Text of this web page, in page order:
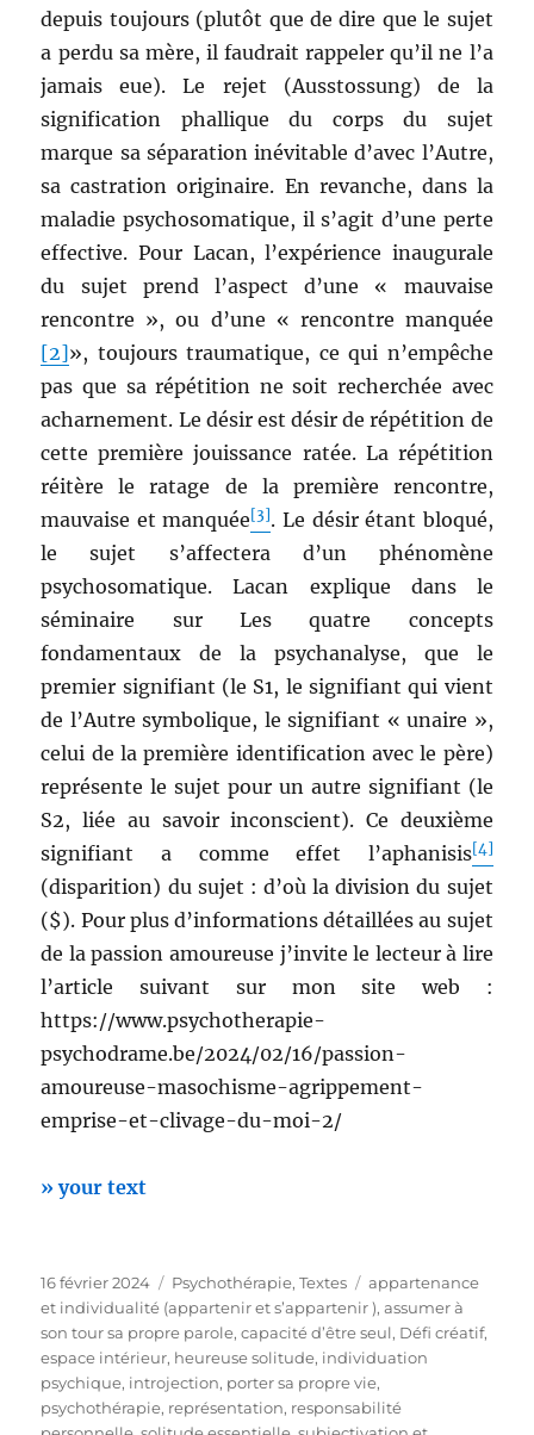
depuis toujours (plutôt que de dire que le sujet
a perdu sa mère, il faudrait rappeler qu’il ne l’a
jamais eue). Le rejet (Ausstossung) de la
signification phallique du corps du sujet
marque sa séparation inévitable d’avec l’Autre,
sa castration originaire. En revanche, dans la
maladie psychosomatique, il s’agit d’une perte
effective. Pour Lacan, l’expérience inaugurale
du sujet prend l’aspect d’une « mauvaise
rencontre », ou d’une « rencontre manquée
[2]», toujours traumatique, ce qui n’empêche
pas que sa répétition ne soit recherchée avec
acharnement. Le désir est désir de répétition de
cette première jouissance ratée. La répétition
réitère le ratage de la première rencontre,
mauvaise et manquée[3]. Le désir étant bloqué,
le sujet s’affectera d’un phénomène
psychosomatique. Lacan explique dans le
séminaire sur Les quatre concepts
fondamentaux de la psychanalyse, que le
premier signifiant (le S1, le signifiant qui vient
de l’Autre symbolique, le signifiant « unaire »,
celui de la première identification avec le père)
représente le sujet pour un autre signifiant (le
S2, liée au savoir inconscient). Ce deuxième
signifiant a comme effet l’aphanisis[4]
(disparition) du sujet : d’où la division du sujet
($). Pour plus d’informations détaillées au sujet
de la passion amoureuse j’invite le lecteur à lire
l’article suivant sur mon site web :
https://www.psychotherapie-
psychodrame.be/2024/02/16/passion-
amoureuse-masochisme-agrippement-
emprise-et-clivage-du-moi-2/
» your text
Publié
le
16 février 2024 Catégories
Psychothérapie,Textes Étiquettes
appartenance
et individualité (appartenir et s’appartenir ),assumer à
son tour sa propre parole,capacité d’être seul, Défi créatif,
espace intérieur, heureuse solitude, individuation
psychique, introjection, porter sa propre vie,
psychothérapie, représentation, responsabilité